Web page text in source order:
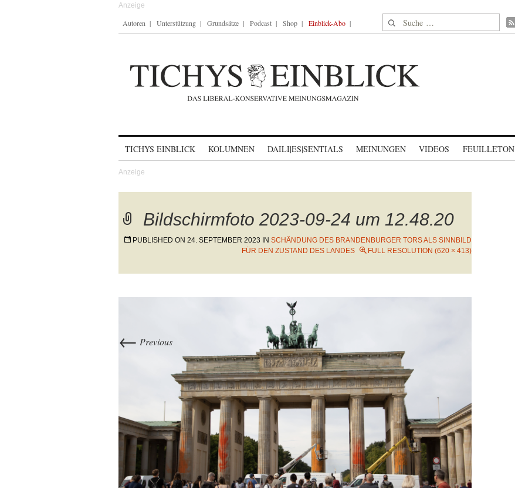
Autoren Unterstützung Grundsätze Podcast Shop Einblick-Abo Suche nach:
TICHYS EINBLICK KOLUMNEN DAILI|ES|SENTIALS MEINUNGEN VIDEOS FEUILLETON
Bildschirmfoto 2023-09-24 um 12.48.20
PUBLISHED ON 24. SEPTEMBER 2023 IN SCHÄNDUNG DES BRANDENBURGER TORS ALS SINNBILD
FÜR DEN ZUSTAND DES LANDES
FULL RESOLUTION (620 × 413)
← Previous